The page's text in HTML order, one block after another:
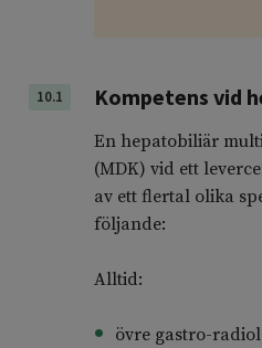
10.1 Kompetens vid
En hepatobiliär
(MDK) vid ett
av ett flertal olika
följande:
Alltid:
övre gastro-